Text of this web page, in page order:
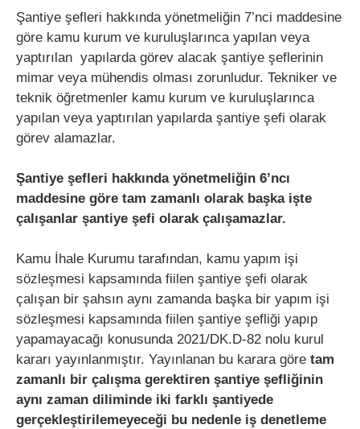
Şantiye şefleri hakkında yönetmeliğin 7’nci maddesine
göre kamu kurum ve kuruluşlarınca yapılan veya
yaptırılan yapılarda görev alacak şantiye şeflerinin
mimar veya mühendis olması zorunludur. Tekniker ve
teknik öğretmenler kamu kurum ve kuruluşlarınca
yapılan veya yaptırılan yapılarda şantiye şefi olarak
görev alamazlar.
Şantiye şefleri hakkında yönetmeliğin 6’ncı
maddesine göre tam zamanlı olarak başka işte
çalışanlar şantiye şefi olarak çalışamazlar.
Kamu İhale Kurumu tarafından, kamu yapım işi
sözleşmesi kapsamında fiilen şantiye şefi olarak
çalışan bir şahsın aynı zamanda başka bir yapım işi
sözleşmesi kapsamında fiilen şantiye şefliği yapıp
yapamayacağı konusunda 2021/DK.D-82 nolu kurul
kararı yayınlanmıştır. Yayınlanan bu karara göre tam
zamanlı bir çalışma gerektiren şantiye şefliğinin
aynı zaman diliminde iki farklı şantiyede
gerçekleştirilemeyeceği bu nedenle iş denetleme